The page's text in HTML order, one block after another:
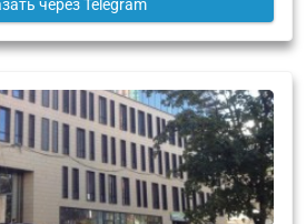
через Telegram